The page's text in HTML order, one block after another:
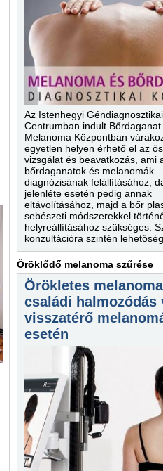
Az Istenhegyi Géndiagnosztikai
Centrumban indult Bőrdaganat
Melanoma Központban
egyetlen helyen érhető el az
vizsgálat és beavatkozás, ami
bőrdaganatok és melanomák
diagnózisának felállításához,
jelenléte esetén pedig annak
eltávolításához, majd a bőr
sebészeti módszerekkel
helyreállításához szükséges.
konzultációra szintén
Öröklődő melanoma szűrése
Örökletes
családi halmozódás
visszatérő
esetén